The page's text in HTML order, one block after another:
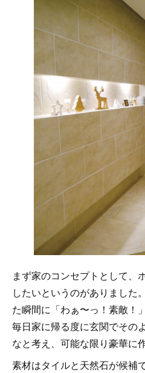
まず家のコンセプトとして、
したいというのがありました
た瞬間に「わぁ〜っ！素敵！
毎日家に帰る度に玄関でその
なと考え、可能な限り豪華に
素材はタイルと天然石が候補